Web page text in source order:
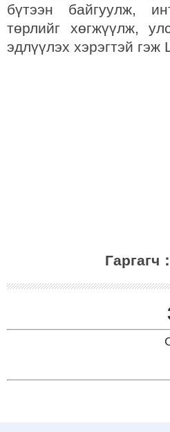
бүтээн байгуулж,
төрлийг хөгжүүлж,
эдлүүлэх хэрэгтэй
Гаргагч：